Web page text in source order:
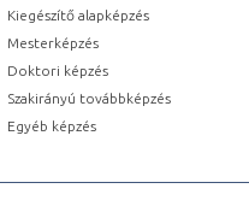
Kiegészítő alapképzés
Mesterképzés
Doktori képzés
Szakirányú továbbképzés
Egyéb képzés